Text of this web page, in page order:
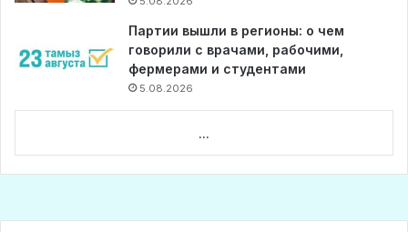
Партии вышли в регионы: о чем
говорили с врачами, рабочими,
фермерами и студентами
5.08.2026
...